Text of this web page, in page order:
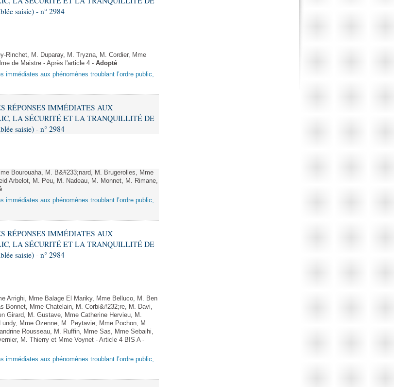
saisie) - n° 2984
Rinchet, M. Duparay, M. Tryzna, M. Cordier, Mme
de Maistre - Après l'article 4 - Adopté
aux phénomènes troublant l’ordre public,
RÉPONSES IMMÉDIATES AUX
LA SÉCURITÉ ET LA TRANQUILLITÉ DE
saisie) - n° 2984
Bourouaha, M. B&#233;nard, M. Brugerolles, Mme
Arbelot, M. Peu, M. Nadeau, M. Monnet, M. Rimane,
aux phénomènes troublant l’ordre public,
RÉPONSES IMMÉDIATES AUX
LA SÉCURITÉ ET LA TRANQUILLITÉ DE
saisie) - n° 2984
Arrighi, Mme Balage El Mariky, Mme Belluco, M. Ben
Bonnet, Mme Chatelain, M. Corbi&#232;re, M. Davi,
Girard, M. Gustave, Mme Catherine Hervieu, M.
Mme Ozenne, M. Peytavie, Mme Pochon, M.
Rousseau, M. Ruffin, Mme Sas, Mme Sebaihi,
M. Thierry et Mme Voynet - Article 4 BIS A -
aux phénomènes troublant l’ordre public,